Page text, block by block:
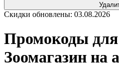
Скидки обновлены: 03.08.2026
Промокоды для
Зоомагазин на